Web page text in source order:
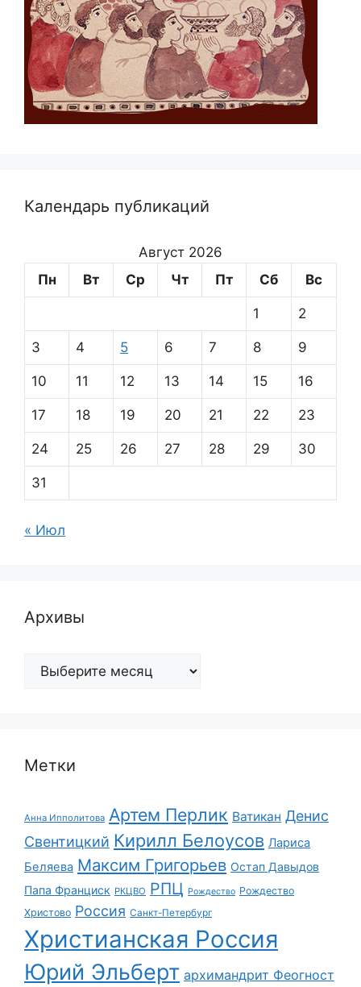
Календарь публикаций
Август 2026
Пн
Вт Ср Чт Пт Сб Вс
1 2
3 4 5 6 7 8 9
10 11 12 13 14 15 16
17 18 19 20 21 22 23
24 25 26 27 28 29 30
31
« Июл
Архивы
Архивы
Метки
Анна Ипполитова Артем Перлик Ватикан Денис
Свентицкий Кирилл Белоусов Лариса
Беляева Максим Григорьев Остап Давыдов
Папа Франциск РКЦВО РПЦ Рождество Рождество
Христово Россия Санкт-Петербург
Христианская Россия
Юрий Эльберт архимандрит Феогност